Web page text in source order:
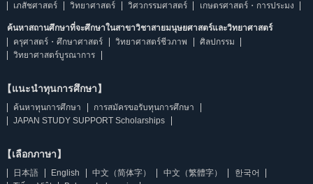
เภสัชศาสตร์
วิทยาศาสตร์ วิศวกรรมศาสตร์ เกษตรศาสตร์・การประมง
ค้นหาสถานศึกษาที่จะศึกษาในสาขาวิชาสายมนุษยศาสตร์และวิทยาศาสตร์
ครุศาสตร์・ศึกษาศาสตร์
วิทยาศาสตร์ชีวภาพ
ศิลปกรรม
วิทยาศาสตร์บูรณาการ
【แนะนำทุนการศึกษา】
ค้นหาทุนการศึกษา
การสมัครขอรับทุนการศึกษา
JAPAN STUDY SUPPORT Scholarships
【เลือกภาษา】
日本語 English 中文（简体字） 中文（繁體字）
한국어